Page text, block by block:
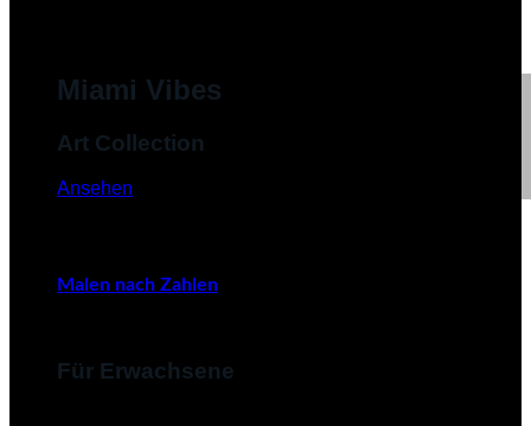
Miami Vibes
Art Collection
Ansehen
Malen nach Zahlen
Für Erwachsene